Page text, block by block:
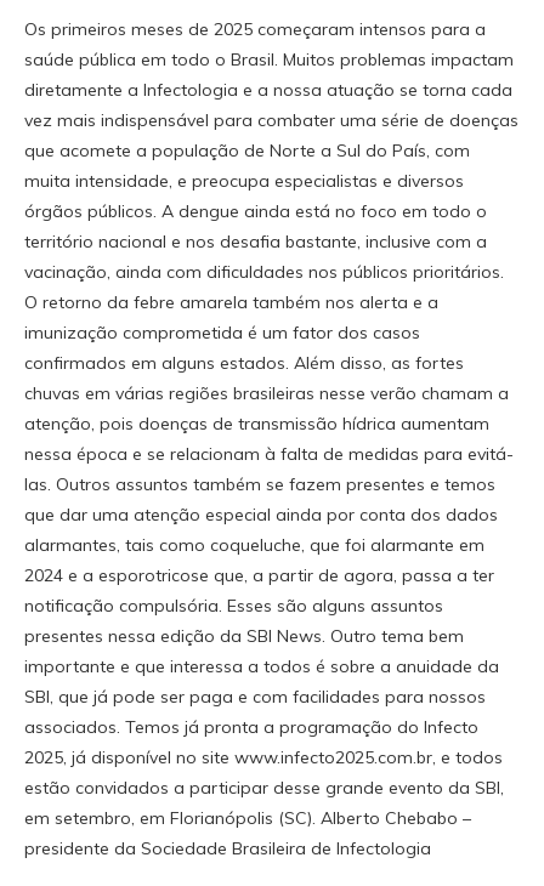
Os primeiros meses de 2025 começaram intensos para a
saúde pública em todo o Brasil. Muitos problemas impactam
diretamente a Infectologia e a nossa atuação se torna cada
vez mais indispensável para combater uma série de doenças
que acomete a população de Norte a Sul do País, com
muita intensidade, e preocupa especialistas e diversos
órgãos públicos. A dengue ainda está no foco em todo o
território nacional e nos desafia bastante, inclusive com a
vacinação, ainda com dificuldades nos públicos prioritários.
O retorno da febre amarela também nos alerta e a
imunização comprometida é um fator dos casos
confirmados em alguns estados. Além disso, as fortes
chuvas em várias regiões brasileiras nesse verão chamam a
atenção, pois doenças de transmissão hídrica aumentam
nessa época e se relacionam à falta de medidas para evitá-
las. Outros assuntos também se fazem presentes e temos
que dar uma atenção especial ainda por conta dos dados
alarmantes, tais como coqueluche, que foi alarmante em
2024 e a esporotricose que, a partir de agora, passa a ter
notificação compulsória. Esses são alguns assuntos
presentes nessa edição da SBI News. Outro tema bem
importante e que interessa a todos é sobre a anuidade da
SBI, que já pode ser paga e com facilidades para nossos
associados. Temos já pronta a programação do Infecto
2025, já disponível no site www.infecto2025.com.br, e todos
estão convidados a participar desse grande evento da SBI,
em setembro, em Florianópolis (SC). Alberto Chebabo –
presidente da Sociedade Brasileira de Infectologia